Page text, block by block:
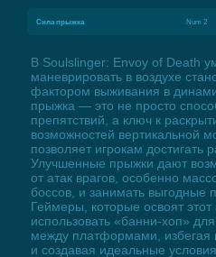
Сила прыжка Num 2
В Soulslinger: Envoy of Death
маневрировать в воздухе
фактором выживания в
прыжка — это не просто
препятствий, а ключ к
возможностей вертикальной
позволяет игрокам достигать
Улучшенные прыжки дают
от атак врагов, особенно
боссов, и занимать выгодные
Геймеры, которые освоят этот
использовать «банни-хоп»
между платформами, избегая
и создавая идеальные